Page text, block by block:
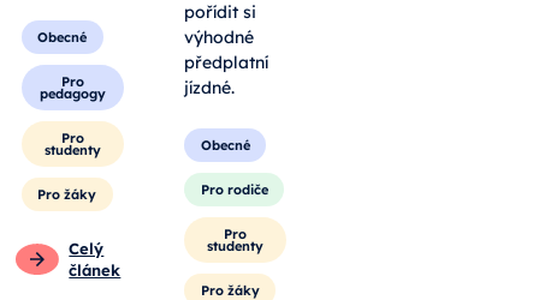
Obecné
Pro
pedagogy
Pro
studenty
Pro žáky
Celý
článek
pořídit si
výhodné
předplatní
jízdné.
Obecné
Pro rodiče
Pro
studenty
Pro žáky